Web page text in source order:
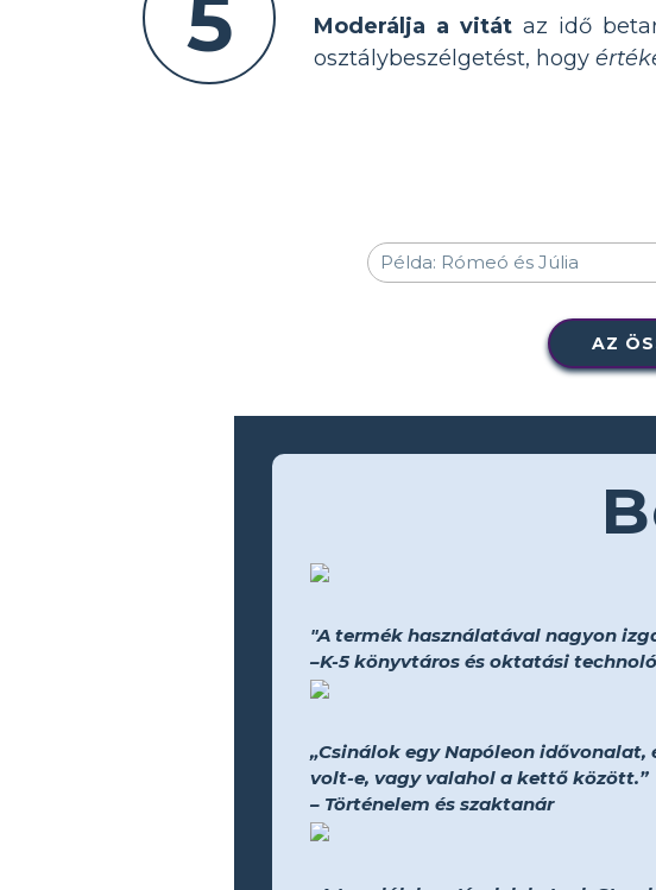
5 Moderálja a vitát az idő
osztálybeszélgetést, hogy
AZ
"A termék használatával nagyon
–K-5 könyvtáros és oktatási
„Csinálok egy Napóleon
volt-e, vagy valahol a kettő között.”
– Történelem és szaktanár